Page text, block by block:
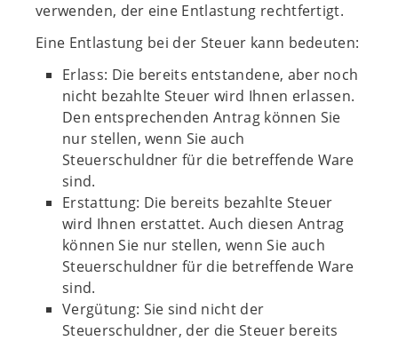
verwenden, der eine Entlastung rechtfertigt.
Eine Entlastung bei der Steuer kann bedeuten:
Erlass: Die bereits entstandene, aber noch
nicht bezahlte Steuer wird Ihnen erlassen.
Den entsprechenden Antrag können Sie
nur stellen, wenn Sie auch
Steuerschuldner für die betreffende Ware
sind.
Erstattung: Die bereits bezahlte Steuer
wird Ihnen erstattet. Auch diesen Antrag
können Sie nur stellen, wenn Sie auch
Steuerschuldner für die betreffende Ware
sind.
Vergütung: Sie sind nicht der
Steuerschuldner, der die Steuer bereits